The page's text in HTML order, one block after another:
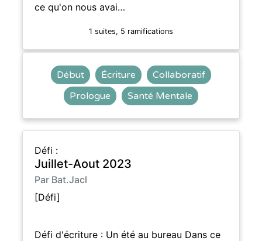
ce qu'on nous avai…
1 suites, 5 ramifications
Début Écriture
Collaboratif
Prologue
Santé Mentale
Défi :
Juillet-Aout 2023
Par Bat.Jacl
[Défi]
Défi d'écriture : Un été au bureau Dans ce